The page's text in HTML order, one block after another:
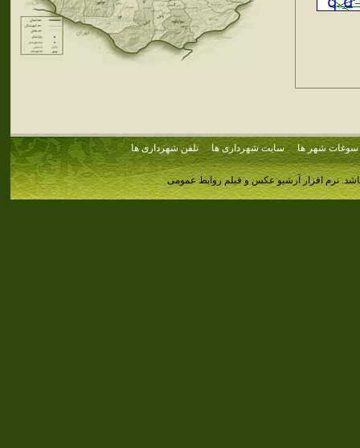
سوغات شهر ها سایت شهرداری ها تلفن شهرداری ها
نرم افزار آرشیو عکس و فیلم روابط عمومی